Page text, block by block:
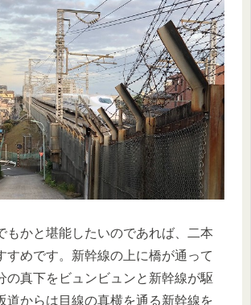
もかと堪能したいのであれば、二本
すめです。新幹線の上に橋が通って
の真下をビュンビュンと新幹線が駆
道からは目線の真横を通る新幹線を